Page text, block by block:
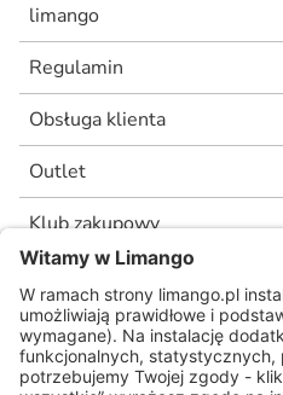
limango
Regulamin
Obsługa klienta
Outlet
Klub zakupowy